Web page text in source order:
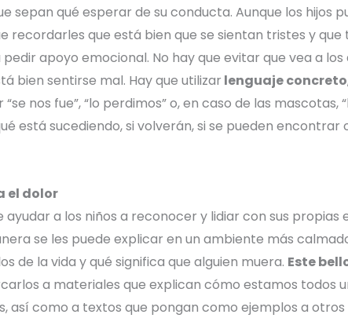
sepan qué esperar de su conducta. Aunque los hijos
recordarles que está bien que se sientan tristes y
apoyo emocional. No hay que evitar que vea a
bien sentirse mal. Hay que utilizar lenguaje concreto
nos fue”, “lo perdimos” o, en caso de las mascotas,
está sucediendo, si volverán, si se pueden encontrar
el dolor
ayudar a los niños a reconocer y lidiar con sus propias
se les puede explicar en un ambiente más
de la vida y qué significa que alguien muera. Este
a materiales que explican cómo estamos todos
así como a textos que pongan como ejemplos a